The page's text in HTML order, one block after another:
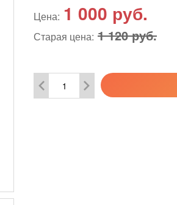
Цена: 1 000 руб.
Старая цена: 1 120 руб.